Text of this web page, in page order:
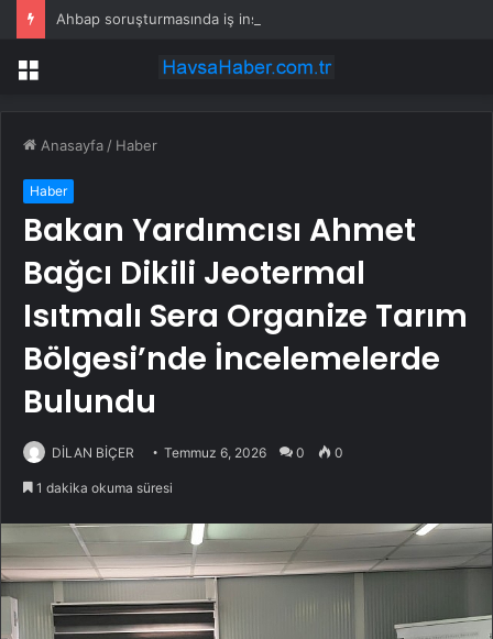
Menü
Anasayfa / Haber
Haber
Bakan Yardımcısı Ahmet
Bağcı Dikili Jeotermal
Isıtmalı Sera Organize Tarım
Bölgesi’nde İncelemelerde
Bulundu
DİLAN BİÇER Temmuz 6, 2026 0 0
1 dakika okuma süresi